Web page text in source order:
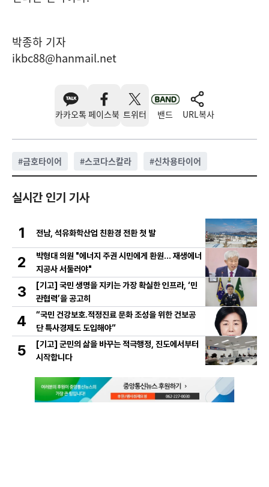
박종하 기자
ikbc88@hanmail.net
카카오톡 페이스북 트위터 밴드 URL복사
#금호타이어 #스코다스칼라 #신차용타이어
실시간 인기 기사
1 전남, 석유화학산업 친환경 전환 첫 발
2
박형대 의원 "에너지 주권 시민에게 환원... 재생에너
지공사 서둘러야"
3
[기고] 국민 생명을 지키는 가장 확실한 인프라, ‘민
관협력’을 공고히
4
“국민 건강보호․적정진료 문화 조성을 위한 건보공
단 특사경제도 도입해야”
5
[기고] 군민의 삶을 바꾸는 적극행정, 진도에서부터
시작합니다